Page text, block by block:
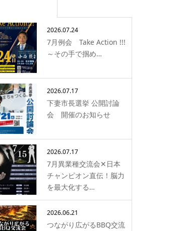
2026.07.24
7月例会 Take Action !!!
～その手で掴め…
2026.07.17
下妻市長選挙 公開討論
会 開催のお知らせ
2026.07.17
7月異業種交流会✕日本
チャンピオン直伝！脳力
を最大化する…
2026.06.21
つながり広がるBBQ交流